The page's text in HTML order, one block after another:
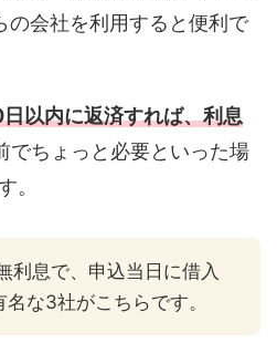
の会社を利用すると便利で
以内に返済すれば、利息
でちょっと必要といった場
。
利息で、申込当日に借入
名な3社がこちらです。